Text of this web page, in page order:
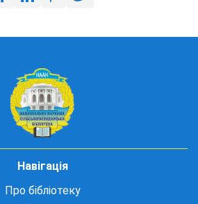
Навігація
Про бібліотеку